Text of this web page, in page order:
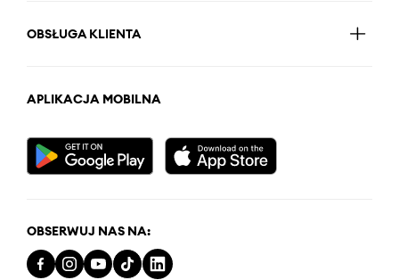
OBSŁUGA KLIENTA
APLIKACJA MOBILNA
OBSERWUJ NAS NA: